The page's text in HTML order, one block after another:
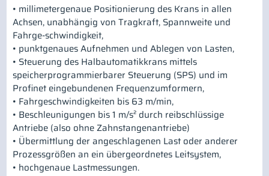
• millimetergenaue Positionierung des Krans in allen
Achsen, unabhängig von Tragkraft, Spannweite und
Fahrge-schwindigkeit,
• punktgenaues Aufnehmen und Ablegen von Lasten,
• Steuerung des Halbautomatikkrans mittels
speicherprogrammierbarer Steuerung (SPS) und im
Profinet eingebundenen Frequenzumformern,
• Fahrgeschwindigkeiten bis 63 m/min,
• Beschleunigungen bis 1 m/s² durch reibschlüssige
Antriebe (also ohne Zahnstangenantriebe)
• Übermittlung der angeschlagenen Last oder anderer
Prozessgrößen an ein übergeordnetes Leitsystem,
• hochgenaue Lastmessungen.